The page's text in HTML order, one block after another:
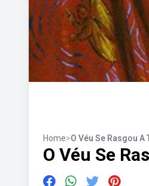
Home>O Véu Se Rasgou A
O Véu Se